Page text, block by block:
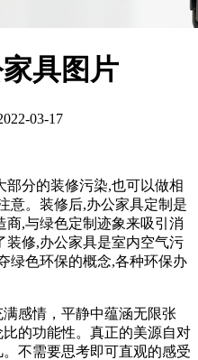
具图片
03-17
部分的装修污染,也可以做相
意。装修后,办公家具定制是
商,与绿色定制迹象来吸引消
装修,办公家具是室内空气污
绿色环保的概念,各种环保办
感情，平静中蕴涵无限张
的功能性。真正的美源自对
不需要思考即可直观的感受